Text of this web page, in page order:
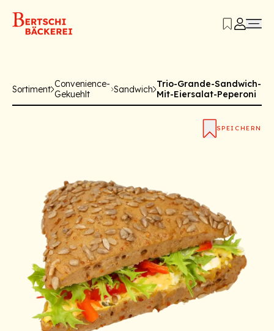
Sortiment Convenience-
Gekuehlt
Sandwich Trio-Grande-Sandwich-
Mit-Eiersalat-Peperoni
SPEICHERN